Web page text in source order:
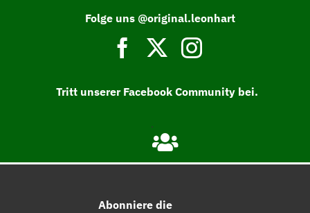
Folge uns @original.leonhart
Tritt unserer Facebook Community bei.
Abonniere die